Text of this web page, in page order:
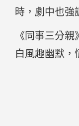
時，劇中也強
《同事三分
白風趣幽默，